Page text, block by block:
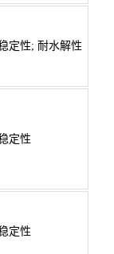
定性; 耐水解性
定性
定性